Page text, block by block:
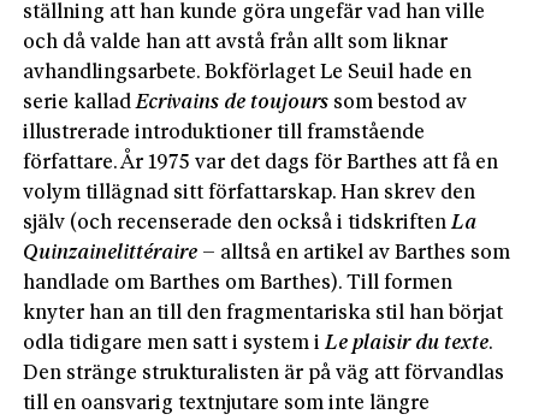
ställning att han kunde göra ungefär vad han ville
och då valde han att avstå från allt som liknar
avhandlingsarbete. Bokförlaget Le Seuil hade en
serie kalladEcrivains de toujours som bestod av
illustrerade introduktioner till framstående
författare. År 1975 var det dags för Barthes att få en
volym tillägnad sitt författarskap. Han skrev den
själv (och recenserade den också i tidskriftenLa
Quinzainelittéraire – alltså en artikel av Barthes som
handlade om Barthes om Barthes). Till formen
knyter han an till den fragmentariska stil han börjat
odla tidigare men satt i system iLeplaisirdu texte.
Den stränge strukturalisten är på väg att förvandlas
till en oansvarig textnjutare som inte längre